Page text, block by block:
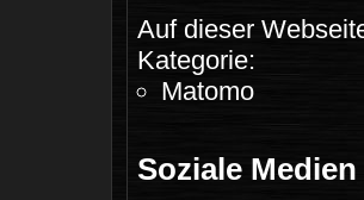
Auf dieser
Kategorie:
Matomo
Soziale